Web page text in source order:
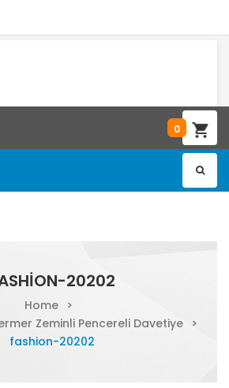
0
20202
Home
>
Zeminli Pencereli Davetiye
>
fashion-20202